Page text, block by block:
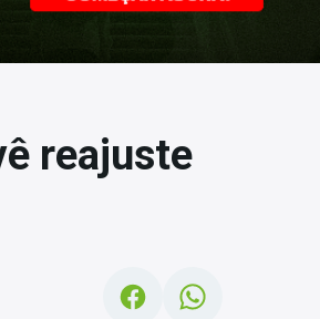
Ops!
Seu carrinho ainda está vazio.
reajuste